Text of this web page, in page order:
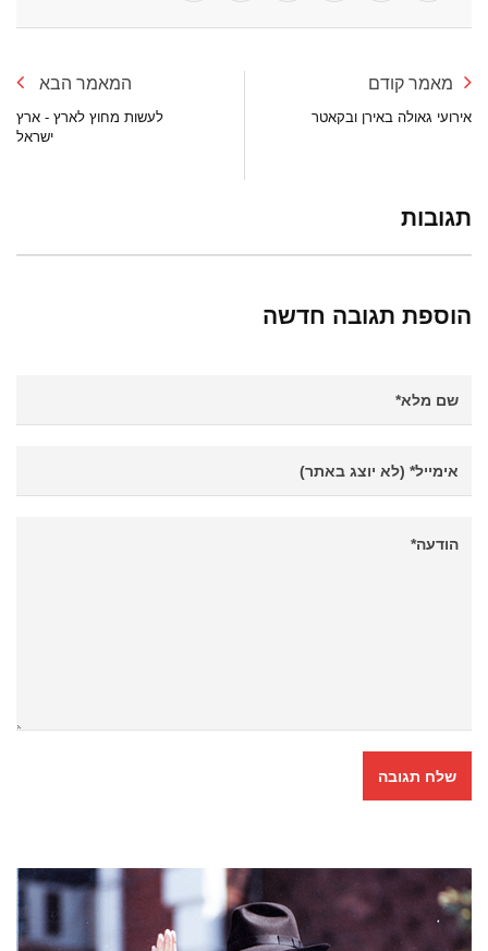
מאמר קודם
אירועי גאולה באירן ובקאטר
המאמר הבא
לעשות מחוץ לארץ - ארץ
ישראל
תגובות
הוספת תגובה חדשה